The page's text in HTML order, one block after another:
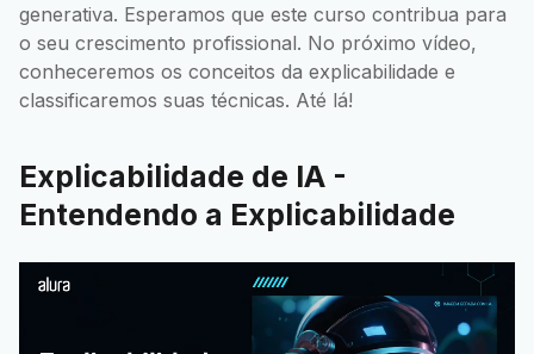
generativa. Esperamos que este curso contribua para
o seu crescimento profissional. No próximo vídeo,
conheceremos os conceitos da explicabilidade e
classificaremos suas técnicas. Até lá!
Explicabilidade de IA -
Entendendo a Explicabilidade